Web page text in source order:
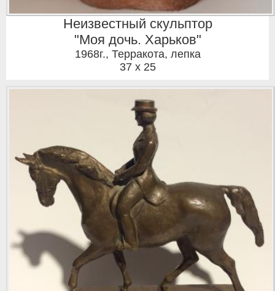
Неизвестный скульптор
"Моя дочь. Харьков"
1968г., Терракота, лепка
37 x 25